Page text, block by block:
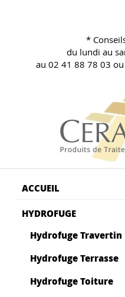
*
du lundi au
au 02 41 88 78 03
ACCUEIL
HYDROFUGE
Hydrofuge Travertin
Hydrofuge Terrasse
Hydrofuge Toiture